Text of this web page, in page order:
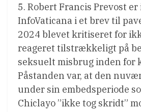
5. Robert Francis Prevost
InfoVaticana i et brev til
2024 blevet kritiseret for
reageret tilstrækkeligt på
seksuelt misbrug inden for
Påstanden var, at den
under sin embedsperiode
Chiclayo ”ikke tog skridt”